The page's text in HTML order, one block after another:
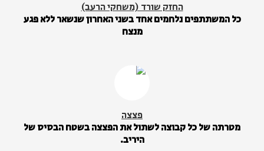
החזק שורד (משחקי הרעב)
כל המשתתפים נלחמים אחד בשני האחרון שנשאר ללא פגע
מנצח
פצצה
מטרתה של כל קבוצה לשתול את הפצצה בשטח הבסיס של
היריב.